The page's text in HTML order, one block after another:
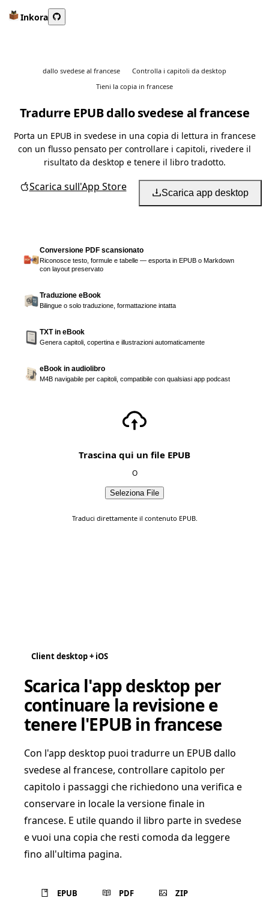
Inkora
dallo svedese al francese
Controlla i capitoli da desktop
Tieni la copia in francese
Tradurre EPUB dallo svedese al francese
Porta un EPUB in svedese in una copia di lettura in francese
con un flusso pensato per controllare i capitoli, rivedere il
risultato da desktop e tenere il libro tradotto.
Scarica sull'App Store Scarica app desktop
Conversione PDF scansionato
Riconosce testo, formule e tabelle — esporta in EPUB o Markdown
con layout preservato
Traduzione eBook
Bilingue o solo traduzione, formattazione intatta
TXT in eBook
Genera capitoli, copertina e illustrazioni automaticamente
eBook in audiolibro
M4B navigabile per capitoli, compatibile con qualsiasi app podcast
Trascina qui un file EPUB
O
Seleziona File
Traduci direttamente il contenuto EPUB.
Client desktop + iOS
Scarica l'app desktop per
continuare la revisione e
tenere l'EPUB in francese
Con l'app desktop puoi tradurre un EPUB dallo
svedese al francese, controllare capitolo per
capitolo i passaggi che richiedono una verifica e
conservare in locale la versione finale in
francese. E utile quando il libro parte in svedese
e vuoi una copia che resti comoda da leggere
fino all'ultima pagina.
EPUB PDF ZIP